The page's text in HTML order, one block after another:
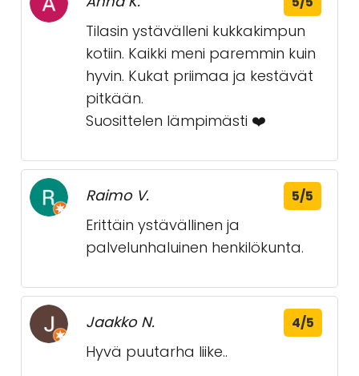
Sari L. 5/5
Upeimmat kesäkukat olen
löytänyt täältä.
Anna K. 5/5
Tilasin ystävälleni kukkakimpun
kotiin. Kaikki meni paremmin kuin
hyvin. Kukat priimaa ja kestävät
Suosittelen lämpimästi ❤️
Raimo V.